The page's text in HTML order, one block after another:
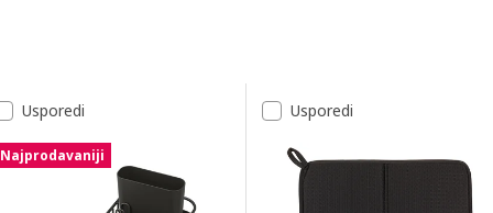
Popis rezultata
Usporedi
Najprodavaniji
Usporedi